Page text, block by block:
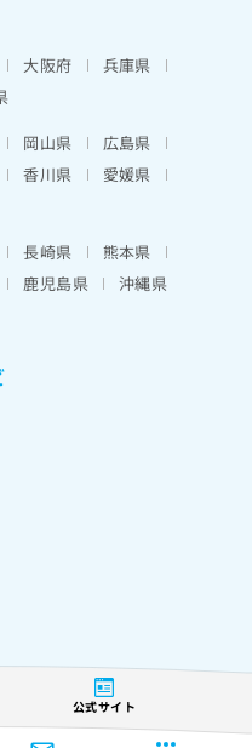
公式サイト
大阪府
兵庫県
岡山県
広島県
香川県
愛媛県
長崎県
熊本県
鹿児島県 沖縄県